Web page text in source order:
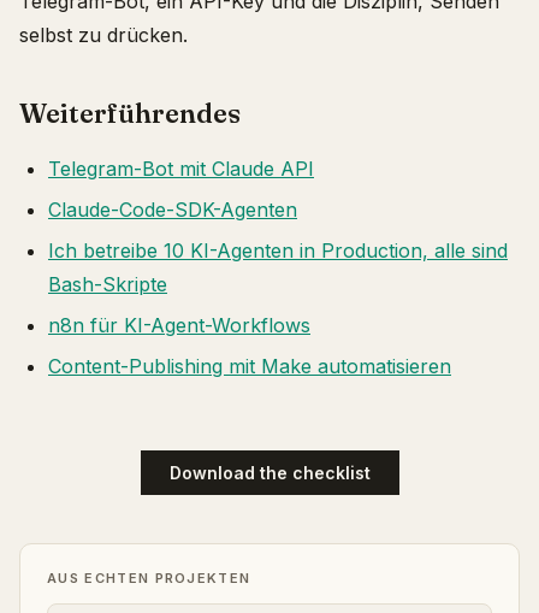
selbst zu drücken.
Weiterführendes
Telegram-Bot mit Claude API
Claude-Code-SDK-Agenten
Ich betreibe 10 KI-Agenten in Production, alle sind
Bash-Skripte
n8n für KI-Agent-Workflows
Content-Publishing mit Make automatisieren
Download the checklist
AUS ECHTEN PROJEKTEN